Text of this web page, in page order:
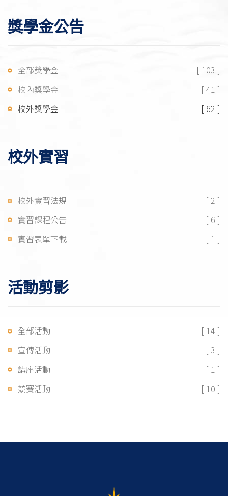
獎學金公告
全部獎學金
[ 103 ]
校內獎學金
[ 41 ]
校外獎學金
[ 62 ]
校外實習
校外實習法規
[ 2 ]
實習課程公告
[ 6 ]
實習表單下載
[ 1 ]
活動剪影
全部活動
[ 14 ]
宣傳活動
[ 3 ]
講座活動
[ 1 ]
競賽活動
[ 10 ]